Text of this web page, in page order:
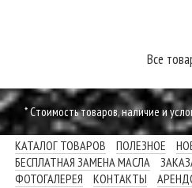
Все
* Cтоимость товаров, наличие и
КАТАЛОГ ТОВАРОВ ПОЛЕЗНОЕ
БЕСПЛАТНАЯ ЗАМЕНА МАСЛА
ФОТОГАЛЕРЕЯ
КОНТАКТЫ